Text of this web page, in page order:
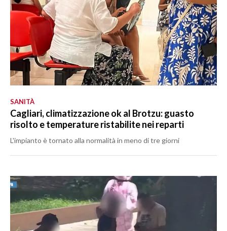
SANITÀ
Cagliari, climatizzazione ok al Brotzu: guasto
risolto e temperature ristabilite nei reparti
L'impianto è tornato alla normalità in meno di tre giorni